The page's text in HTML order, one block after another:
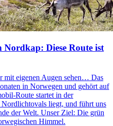
Diese Route ist
mit eigenen Augen sehen… Das
in Norwegen und gehört auf
Route startet in der
liegt, und führt uns
der Welt. Unser Ziel: Die grün
Himmel.